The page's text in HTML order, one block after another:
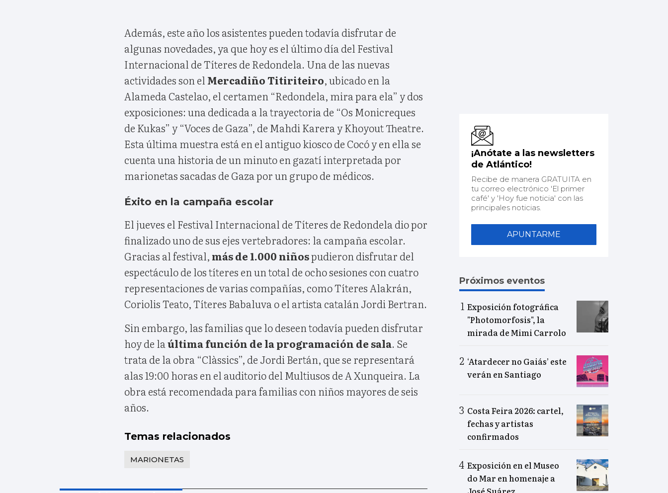
Además, este año los asistentes pueden todavía disfrutar de
algunas novedades, ya que hoy es el último día del Festival
Internacional de Títeres de Redondela. Una de las nuevas
actividades son el Mercadiño Titiriteiro, ubicado en la
Alameda Castelao, el certamen “Redondela, mira para ela” y dos
exposiciones: una dedicada a la trayectoria de “Os Monicreques
de Kukas” y “Voces de Gaza”, de Mahdi Karera y Khoyout Theatre.
Esta última muestra está en el antiguo kiosco de Cocó y en ella se
cuenta una historia de un minuto en gazatí interpretada por
marionetas sacadas de Gaza por un grupo de médicos.
Éxito en la campaña escolar
El jueves el Festival Internacional de Títeres de Redondela dio por
finalizado uno de sus ejes vertebradores: la campaña escolar.
Gracias al festival, más de 1.000 niñospudieron disfrutar del
espectáculo de los títeres en un total de ocho sesiones con cuatro
representaciones de varias compañías, como Títeres Alakrán,
Coriolis Teato, Títeres Babaluva o el artista catalán Jordi Bertran.
Sin embargo, las familias que lo deseen todavía pueden disfrutar
hoy de la última función de la programación de sala. Se
trata de la obra “Clàssics”, de Jordi Bertán, que se representará
alas 19:00 horas en el auditorio del Multiusos de A Xunqueira. La
obra está recomendada para familias con niños mayores de seis
años.
Temas relacionados
MARIONETAS
¡Anótate a las newsletters
de Atlántico!
Recibe de manera GRATUITA en
tu correo electrónico 'El primer
café' y 'Hoy fue noticia' con las
principales noticias.
APUNTARME
Próximos eventos
Exposición fotográfica
"Photomorfosis", la
mirada de Mimi Carrolo
‘Atardecer no Gaiás’ este
verán en Santiago
Costa Feira 2026: cartel,
fechas y artistas
confirmados
Exposición en el Museo
do Mar en homenaje a